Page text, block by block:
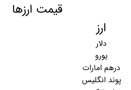
قیمت ارزها
ارز
دلار
یورو
درهم امارات
پوند انگلیس